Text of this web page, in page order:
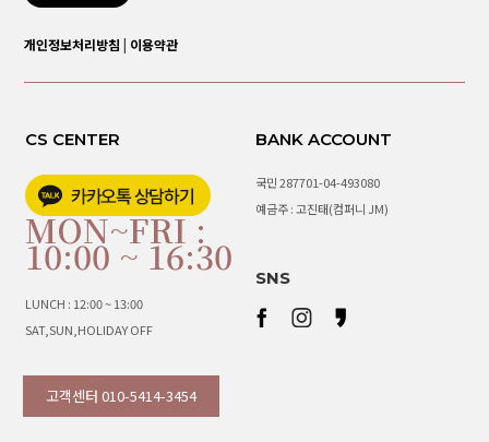
개인정보처리방침 | 이용약관
CS CENTER
MON~FRI :
10:00 ~ 16:30
LUNCH : 12:00 ~ 13:00
SAT,SUN,HOLIDAY OFF
고객센터 010-5414-3454
BANK ACCOUNT
국민 287701-04-493080
예금주 : 고진태(컴퍼니 JM)
SNS